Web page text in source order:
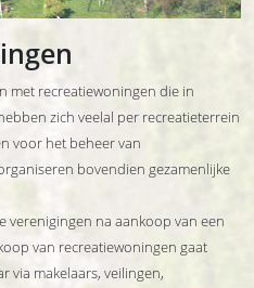
met recreatiewoningen die in
zich veelal per recreatieterrein
voor het beheer van
bovendien gezamenlijke
verenigingen na aankoop van een
van recreatiewoningen gaat
via makelaars, veilingen,